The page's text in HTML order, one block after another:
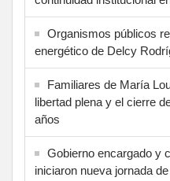
Organismos públicos
energético de Delcy
Familiares de María
libertad plena y el cierre
años
Gobierno encargado y
iniciaron nueva jornada